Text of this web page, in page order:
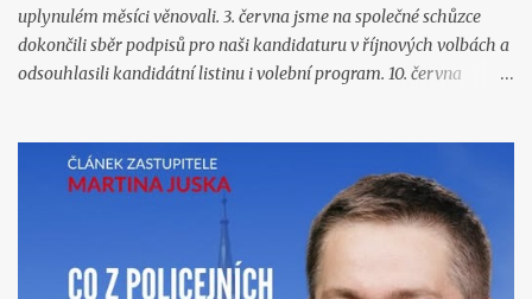
uplynulém měsíci věnovali. 3. června jsme na společné schůzce
dokončili sběr podpisů pro naši kandidaturu v říjnových volbách a
odsouhlasili kandidátní listinu i volební program. 10. června
Všechny jsme následně zveřejnili také na našich sociálních sítích.
11. června navštívil Martin Jusko Den otevřených dveří v Domově
důchodců. Zúčastnil se prohlídky obou budov a získal bližší
představu o rozsahu služeb, které tato městská organizace
poskytuje našim seniorům. 11. června se Filip Velímský zúčastnil